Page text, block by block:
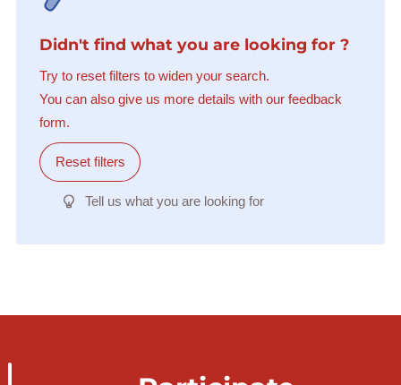
Didn't find what you are looking for ?
Try to reset filters to widen your search.
You can also give us more details with our feedback
form.
Reset filters
Tell us what you are looking for